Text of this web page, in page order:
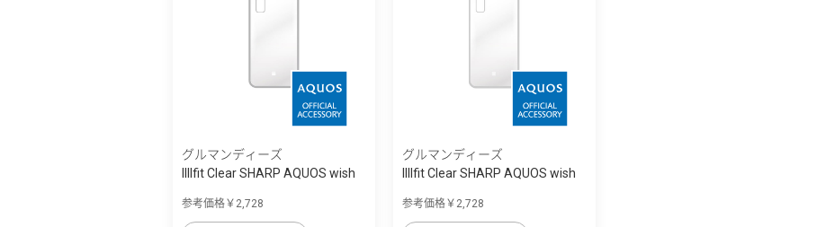
グルマンディーズ
IIIIfit Clear SHARP AQUOS wish
参考価格￥2,728
グルマンディーズ
IIIIfit Clear SHARP AQUOS wish
参考価格￥2,728